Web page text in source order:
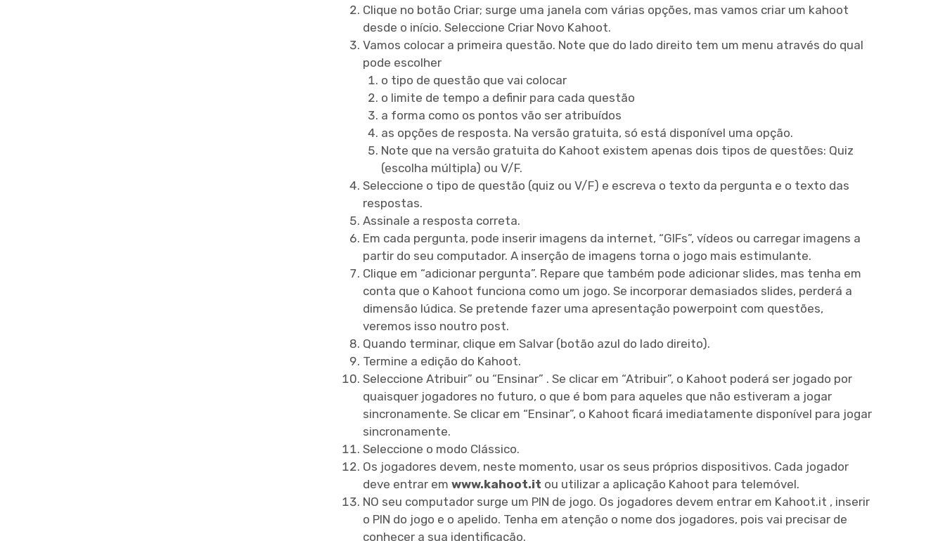
Clique no botão Criar; surge uma janela com várias opções, mas vamos criar um kahoot
desde o início. Seleccione Criar Novo Kahoot.
Vamos colocar a primeira questão. Note que do lado direito tem um menu através do qual
pode escolher
o tipo de questão que vai colocar
o limite de tempo a definir para cada questão
a forma como os pontos vão ser atribuídos
as opções de resposta. Na versão gratuita, só está disponível uma opção.
Note que na versão gratuita do Kahoot existem apenas dois tipos de questões: Quiz
(escolha múltipla) ou V/F.
Seleccione o tipo de questão (quiz ou V/F) e escreva o texto da pergunta e o texto das
respostas.
Assinale a resposta correta.
Em cada pergunta, pode inserir imagens da internet, “GIFs”, vídeos ou carregar imagens a
partir do seu computador. A inserção de imagens torna o jogo mais estimulante.
Clique em “adicionar pergunta”. Repare que também pode adicionar slides, mas tenha em
conta que o Kahoot funciona como um jogo. Se incorporar demasiados slides, perderá a
dimensão lúdica. Se pretende fazer uma apresentação powerpoint com questões,
veremos isso noutro post.
Quando terminar, clique em Salvar (botão azul do lado direito).
Termine a edição do Kahoot.
Seleccione Atribuir” ou “Ensinar” . Se clicar em “Atribuir”, o Kahoot poderá ser jogado por
quaisquer jogadores no futuro, o que é bom para aqueles que não estiveram a jogar
sincronamente. Se clicar em “Ensinar”, o Kahoot ficará imediatamente disponível para jogar
sincronamente.
Seleccione o modo Clássico.
Os jogadores devem, neste momento, usar os seus próprios dispositivos. Cada jogador
deve entrar emwww.kahoot.it ou utilizar a aplicação Kahoot para telemóvel.
NO seu computador surge um PIN de jogo. Os jogadores devem entrar em Kahoot.it , inserir
o PIN do jogo e o apelido. Tenha em atenção o nome dos jogadores, pois vai precisar de
conhecer a sua identificação.